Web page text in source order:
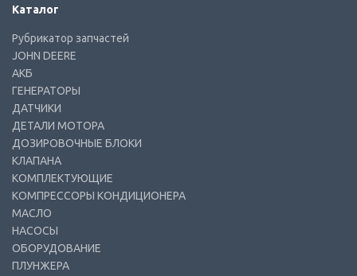
Каталог
Рубрикатор запчастей
JOHN DEERE
АКБ
ГЕНЕРАТОРЫ
ДАТЧИКИ
ДЕТАЛИ МОТОРА
ДОЗИРОВОЧНЫЕ БЛОКИ
КЛАПАНА
КОМПЛЕКТУЮЩИЕ
КОМПРЕССОРЫ КОНДИЦИОНЕРА
МАСЛО
НАСОСЫ
ОБОРУДОВАНИЕ
ПЛУНЖЕРА